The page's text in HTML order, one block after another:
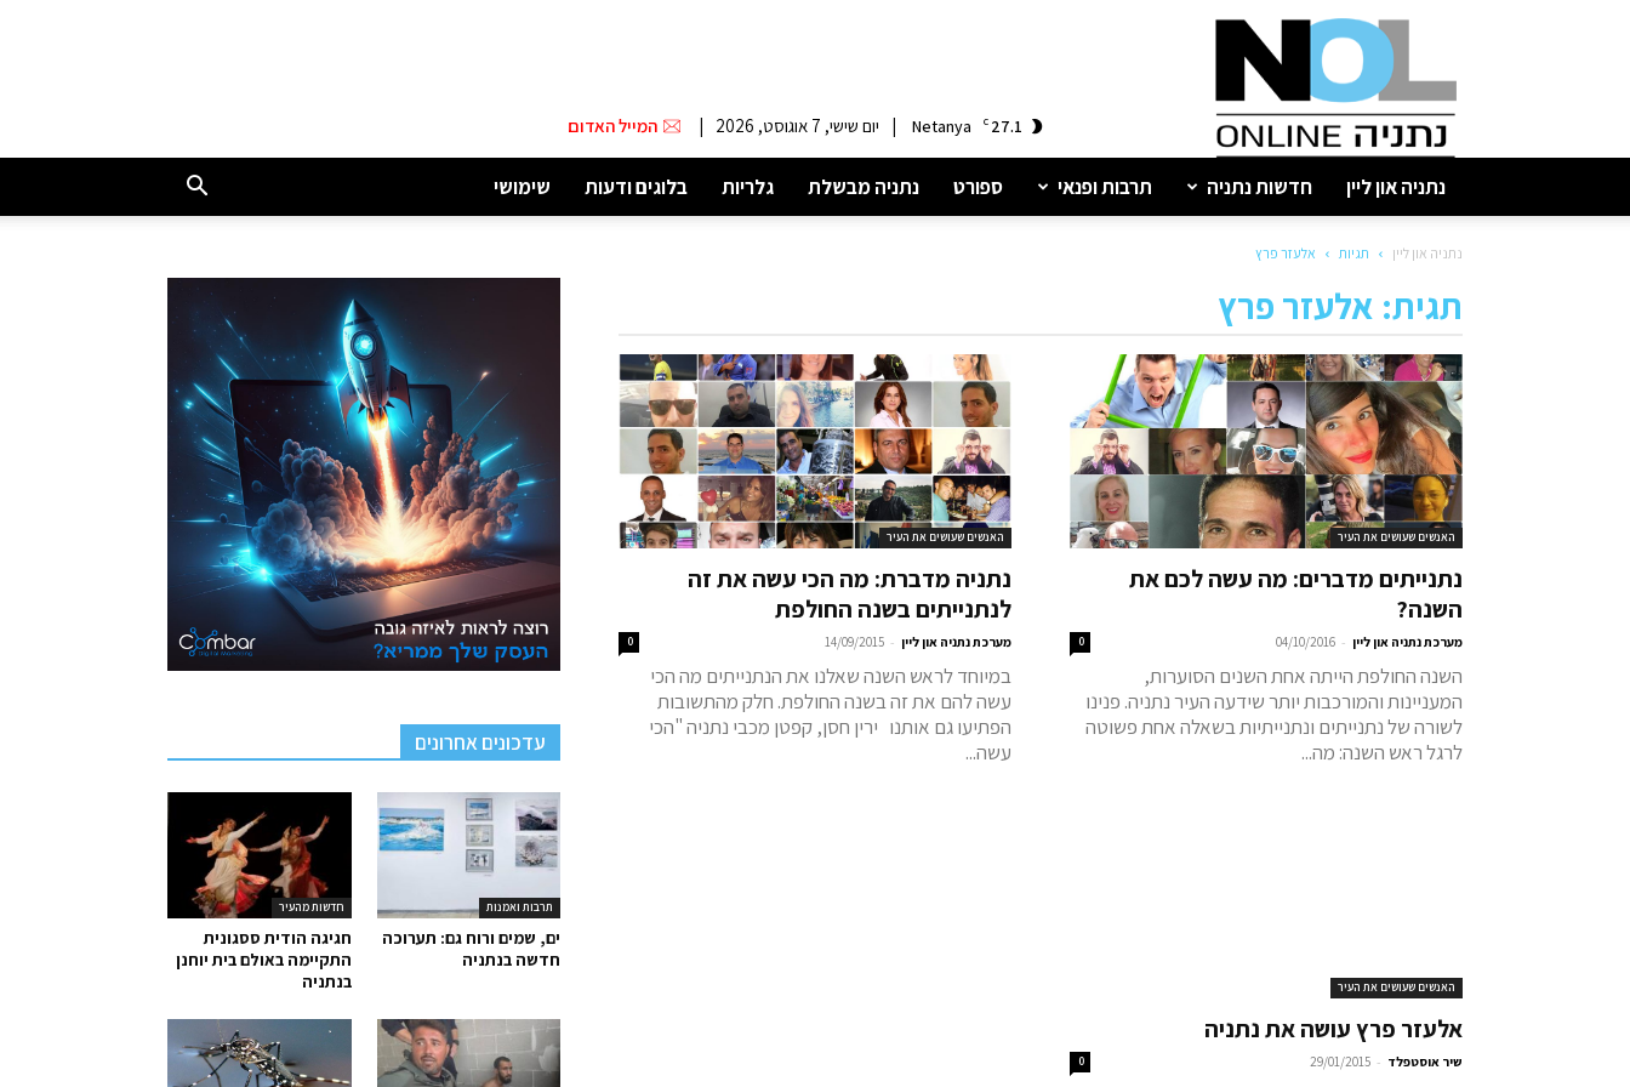
נתניה
27.1
C
Netanya
| יום שישי, 7 אוגוסט, 2026 | המייל האדום
נתניה און ליין חדשות נתניה תרבות ופנאי ספורט נתניה מבשלת גלריות בלוגים ודעות שימושי
נתניה און ליין תגיות אלעזר פרץ
תגית: אלעזר פרץ
האנשים שעושים את העיר
נתנייתים מדברים: מה עשה לכם את
השנה?
מערכת נתניה און ליין -
04/10/2016
0
השנה החולפת הייתה אחת השנים הסוערות,
המעניינות והמורכבות יותר שידעה העיר נתניה. פנינו
לשורה של נתנייתים ונתנייתיות בשאלה אחת פשוטה
לרגל ראש השנה: מה...
האנשים שעושים את העיר
נתניה מדברת: מה הכי עשה את זה
לנתנייתים בשנה החולפת
מערכת נתניה און ליין -
14/09/2015
0
במיוחד לראש השנה שאלנו את הנתנייתים מה הכי
עשה להם את זה בשנה החולפת. חלק מהתשובות
הפתיעו גם אותנו ירין חסן, קפטן מכבי נתניה "הכי
עשה...
האנשים שעושים את העיר
אלעזר פרץ עושה את נתניה
שיר אוסטפלד -
29/01/2015
0
עדכונים אחרונים
חדשות מהעיר
חגיגה הודית ססגונית
התקיימה באולם בית יוחנן
בנתניה
תרבות ואמנות
ים, שמים ורוח גם: תערוכה
חדשה בנתניה